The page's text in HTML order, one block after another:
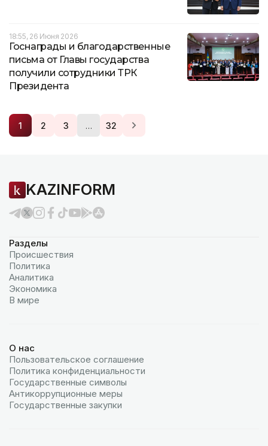
18:55, 26 Июня 2026
Госнаграды и благодарственные
письма от Главы государства
получили сотрудники ТРК
Президента
1 2 3 … 32
KAZINFORM
Разделы
Происшествия
Политика
Аналитика
Экономика
В мире
О нас
Пользовательское соглашение
Политика конфиденциальности
Государственные символы
Антикоррупционные меры
Государственные закупки